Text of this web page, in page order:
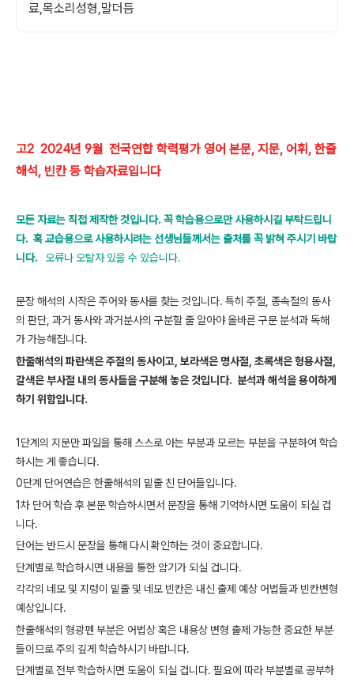
료,목소리성형,말더듬
고2 2024년 9월 전국연합 학력평가 영어 본문, 지문, 어휘, 한줄
해석, 빈칸 등 학습자료입니다
모든 자료는 직접 제작한 것입니다. 꼭 학습용으로만 사용하시길 부탁드립니
다. 혹 교습용으로 사용하시려는 선생님들께서는 출처를 꼭 밝혀 주시기 바랍
니다.
오류나 오탈자 있을 수 있습니다.
문장 해석의 시작은 주어와 동사를 찾는 것입니다. 특히 주절, 종속절의 동사
의 판단, 과거 동사와 과거분사의 구분할 줄 알아야 올바른 구문 분석과 독해
가 가능해집니다.
한줄해석의 파란색은 주절의 동사이고, 보라색은 명사절, 초록색은 형용사절,
갈색은 부사절 내의 동사들을 구분해 놓은 것입니다. 분석과 해석을 용이하게
하기 위함입니다.
1단계의 지문만 파일을 통해 스스로 아는 부분과 모르는 부분을 구분하여 학습
하시는 게 좋습니다.
0단계 단어연습은 한줄해석의 밑줄 친 단어들입니다.
1차 단어 학습 후 본문 학습하시면서 문장을 통해 기억하시면 도움이 되실 겁
니다.
단어는 반드시 문장을 통해 다시 확인하는 것이 중요합니다.
단계별로 학습하시면 내용을 통한 암기가 되실 겁니다.
각각의 네모 및 지렁이 밑줄 및 네모 빈칸은 내신 출제 예상 어법들과 빈칸변형
예상입니다.
한줄해석의 형광펜 부분은 어법상 혹은 내용상 변형 출제 가능한 중요한 부분
들이므로 주의 깊게 학습하시기 바랍니다.
단계별로 전부 학습하시면 도움이 되실 겁니다. 필요에 따라 부분별로 공부하